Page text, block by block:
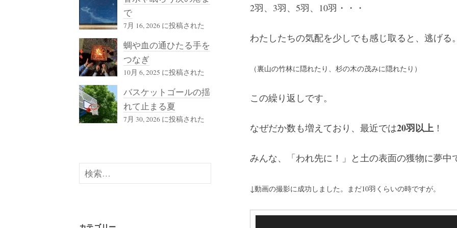
2羽、3羽、5羽、10羽・・・
わたしたちの気配を少しでも感じ取ると、逃げる。
（裏山の竹林に隠れたり、杉の木の茂みに隠れたり）
この繰り返しです。
なぜだか数も増えており、最近では20羽以上！
みんな、「われ先に！」と土の表面の獲物に夢中
↓動画の撮影に成功しました。まだ10羽くらいの時ですが。
で
7月 16, 2026 に投稿された
蜩や血の通ひたる手を
つなぎ
10月 6, 2025 に投稿された
バスケットゴールの揺
れて止まる夏
7月 30, 2026 に投稿された
検
索: